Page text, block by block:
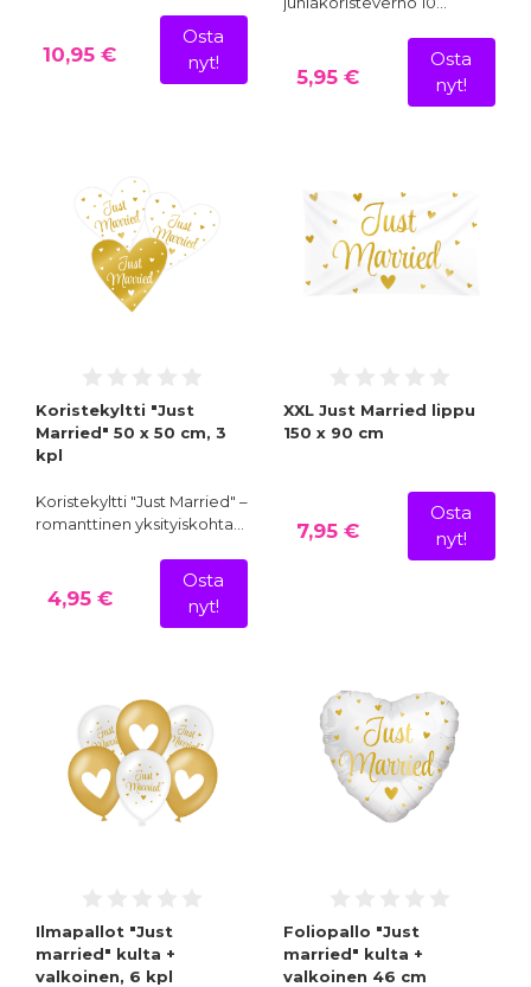
10,95 €
Osta
nyt!
5,95 €
Osta
nyt!
Koristekyltti "Just
Married" 50 x 50 cm, 3
kpl
Koristekyltti "Just Married" –
romanttinen yksityiskohta…
4,95 €
Osta
nyt!
XXL Just Married lippu
150 x 90 cm
7,95 €
Osta
nyt!
Ilmapallot "Just
married" kulta +
valkoinen, 6 kpl
Foliopallo "Just
married" kulta +
valkoinen 46 cm